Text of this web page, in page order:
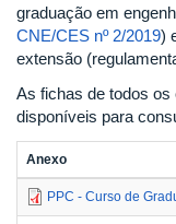
graduação em
CNE/CES nº 2/2019)
extensão
As fichas de todos
disponíveis para
Anexo
PPC - Curso de